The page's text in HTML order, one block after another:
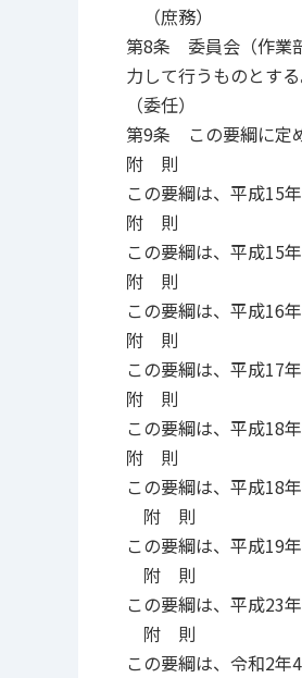
（庶務）
第8条 委員会（作業
力して行うものとする
（委任）
第9条 この要綱に定
附 則
この要綱は、平成15
附 則
この要綱は、平成15
附 則
この要綱は、平成16
附 則
この要綱は、平成17
附 則
この要綱は、平成18
附 則
この要綱は、平成18
附 則
この要綱は、平成19
附 則
この要綱は、平成23
附 則
この要綱は、令和2年